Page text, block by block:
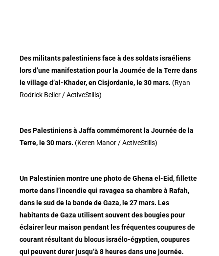
Des militants palestiniens face à des soldats israéliens
lors d’une manifestation pour la Journée de la Terre dans
le village d’al-Khader, en Cisjordanie, le 30 mars. (Ryan
Rodrick Beiler / ActiveStills)
Des Palestiniens à Jaffa commémorent la Journée de la
Terre, le 30 mars. (Keren Manor / ActiveStills)
Un Palestinien montre une photo de Ghena el-Eid, fillette
morte dans l’incendie qui ravagea sa chambre à Rafah,
dans le sud de la bande de Gaza, le 27 mars. Les
habitants de Gaza utilisent souvent des bougies pour
éclairer leur maison pendant les fréquentes coupures de
courant résultant du blocus israélo-égyptien, coupures
qui peuvent durer jusqu’à 8 heures dans une journée.